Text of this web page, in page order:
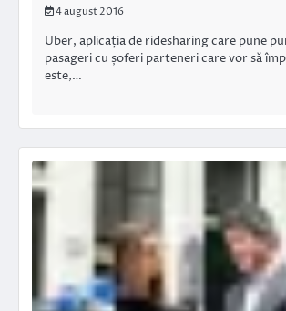
4 august 2016
Uber, aplicația de ridesharing care pune
pasageri cu șoferi parteneri care vor să
este,…